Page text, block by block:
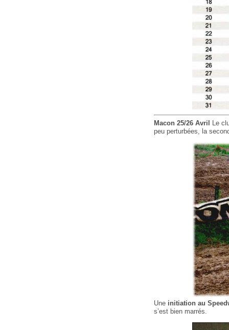
Macon 25/26 Avril Le
peu perturbées, la
Une initiation au
s’est bien marrés.